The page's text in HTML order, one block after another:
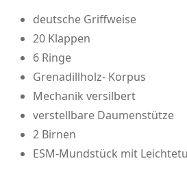
deutsche Griffweise
20 Klappen
6 Ringe
Grenadillholz- Korpus
Mechanik versilbert
verstellbare Daumenstütze
2 Birnen
ESM-Mundstück mit